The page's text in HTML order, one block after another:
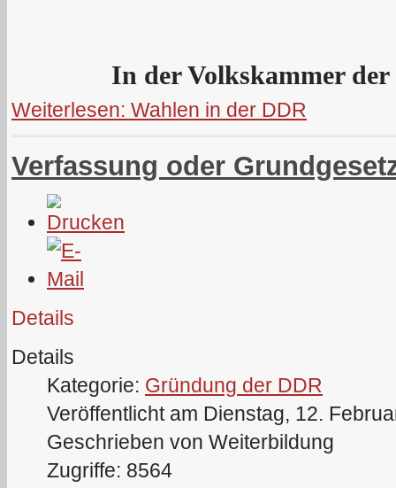
In der Volkskammer
Weiterlesen: Wahlen in der DDR
Verfassung oder
Details
Details
Kategorie: Gründung der DDR
Veröffentlicht am Dienstag, 12.
Geschrieben von Weiterbildung
Zugriffe: 8564